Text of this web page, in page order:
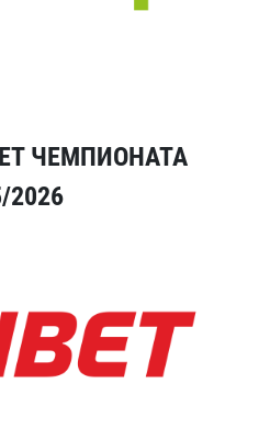
ЧЕМПИОНАТА
2026